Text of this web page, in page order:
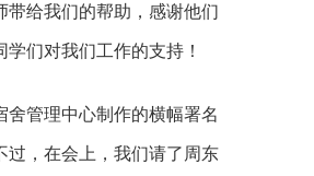
带给我们的帮助，感谢他们
们对我们工作的支持！
管理中心制作的横幅署名
过，在会上，我们请了周东